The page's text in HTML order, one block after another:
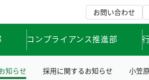
お問い合わせ
コンプライアンス推進部
知らせ 採用に関するお知らせ 小笠